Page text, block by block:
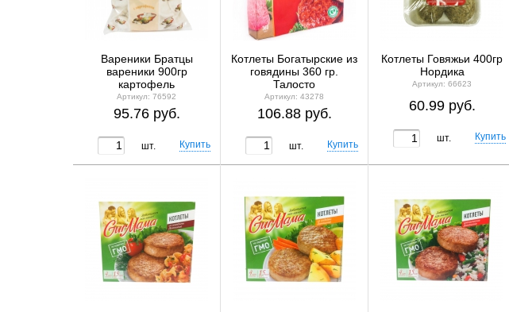
Вареники Братцы
вареники 900гр
картофель
Артикул: 76592
95.76 руб.
шт.
Котлеты Богатырские из
говядины 360 гр.
Талосто
Артикул: 43278
106.88 руб.
шт.
Котлеты Говяжьи 400гр
Нордика
Артикул: 66623
60.99 руб.
шт.